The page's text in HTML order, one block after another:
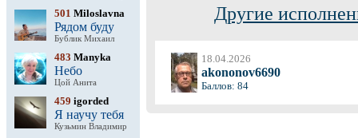
501 Miloslavna
Рядом буду
Бублик Михаил
483 Manyka
Небо
Цой Анита
459 igorded
Я научу тебя
Кузьмин Владимир
Другие
18.04.2026
akononov6690
Баллов: 84